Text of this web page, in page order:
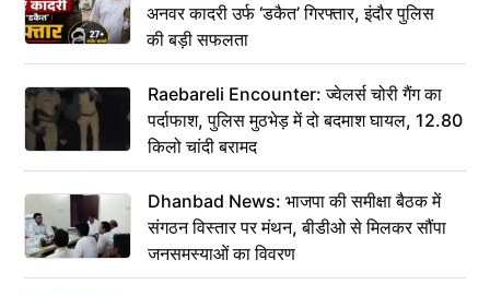
अनवर कादरी उर्फ ‘डकैत’ गिरफ्तार, इंदौर पुलिस
की बड़ी सफलता
Raebareli Encounter: ज्वेलर्स चोरी गैंग का
पर्दाफाश, पुलिस मुठभेड़ में दो बदमाश घायल, 12.80
किलो चांदी बरामद
Dhanbad News: भाजपा की समीक्षा बैठक में
संगठन विस्तार पर मंथन, बीडीओ से मिलकर सौंपा
जनसमस्याओं का विवरण